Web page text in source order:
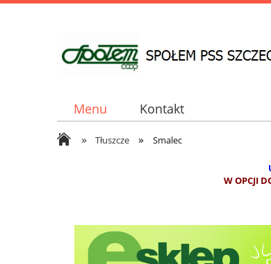
Menu Kontakt
» Tłuszcze » Smalec
W OPCJI